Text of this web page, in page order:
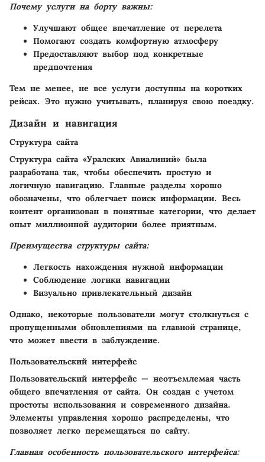
Почему услуги на борту важны:
Улучшают общее впечатление от перелета
Помогают создать комфортную атмосферу
Предоставляют выбор под конкретные
предпочтения
Тем не менее, не все услуги доступны на коротких
рейсах. Это нужно учитывать, планируя свою поездку.
Дизайн и навигация
Структура сайта
Структура сайта «Уралских Авиалиний» была
разработана так, чтобы обеспечить простую и
логичную навигацию. Главные разделы хорошо
обозначены, что облегчает поиск информации. Весь
контент организован в понятные категории, что делает
опыт миллионной аудитории более приятным.
Преимущества структуры сайта:
Легкость нахождения нужной информации
Соблюдение логики навигации
Визуально привлекательный дизайн
Однако, некоторые пользователи могут столкнуться с
пропущенными обновлениями на главной странице,
что может ввести в заблуждение.
Пользовательский интерфейс
Пользовательский интерфейс — неотъемлемая часть
общего впечатления от сайта. Он создан с учетом
простоты использования и современного дизайна.
Элементы управления хорошо распределены, что
позволяет легко перемещаться по сайту.
Главная особенность пользовательского интерфейса: